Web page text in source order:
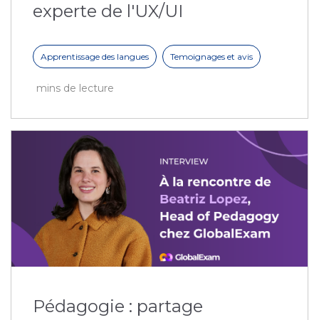
experte de l'UX/UI
Apprentissage des langues Temoignages et avis
mins de lecture
Pédagogie : partage